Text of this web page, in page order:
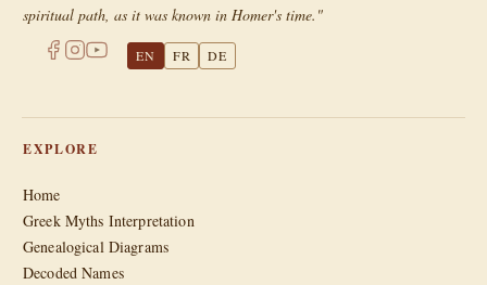
spiritual path, as it was known in Homer's time."
EN FR DE
EXPLORE
Home
Greek Myths Interpretation
Genealogical Diagrams
Decoded Names